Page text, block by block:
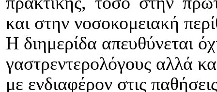
και στην νοσοκομειακή
Η διημερίδα απευθύνεται
γαστρεντερολόγους αλλά
με ενδιαφέρον στις